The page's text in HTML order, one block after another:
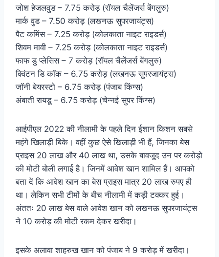
जोश हेजलवुड – 7.75 करोड़ (रॉयल चैलेंजर्स बेंगलुरु)
मार्क वुड – 7.50 करोड़ (लखनऊ सुपरजायंट्स)
पैट कमिंस – 7.25 करोड़ (कोलकाता नाइट राइडर्स)
शिवम मावी – 7.25 करोड़ (कोलकाता नाइट राइडर्स)
फाफ डु प्लेसिस – 7 करोड़ (रॉयल चैलेंजर्स बेंगलुरु)
क्विंटन डि कॉक – 6.75 करोड़ (लखनऊ सुपरजायंट्स)
जॉनी बेयरस्टो – 6.75 करोड़ (पंजाब किंग्स)
अंबाती रायडू – 6.75 करोड़ (चेन्नई सुपर किंग्स)
आईपीएल 2022 की नीलामी के पहले दिन ईशान किशन सबसे
महंगे खिलाड़ी बिके। वहीं कुछ ऐसे खिलाड़ी भी हैं, जिनका बेस
प्राइस 20 लाख और 40 लाख था, उसके बावजूद उन पर करोड़ो
की मोटी बोली लगाई है। जिनमें आवेश खान शामिल हैं। आपको
बता दें कि आवेश खान का बेस प्राइस मात्र 20 लाख रुपए ही
था। लेकिन सभी टीमों के बीच नीलामी में कड़ी टक्कर हुई।
अंततः 20 लाख बेस वाले आवेश खान को लखनऊ सुपरजायंट्स
ने 10 करोड़ की मोटी रकम देकर खरीदा।
इसके अलावा शाहरुख खान को पंजाब ने 9 करोड़ में खरीदा।